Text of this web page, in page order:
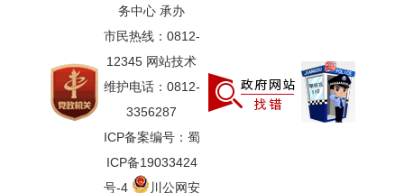
务中心 承办
市民热线：0812-
12345 网站技术
维护电话：0812-
3356287
ICP备案编号：蜀
ICP备19033424
号-4
川公网安